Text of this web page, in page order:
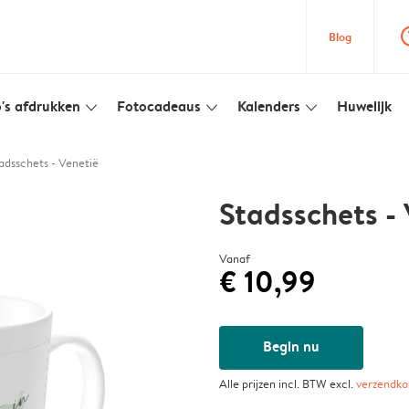
Blog
afdrukken slim_arrow_down Fotocadeaus slim_arrow_down Kalenders slim_arrow_down Huwelijk
- Venetië
Stadsschets -
Vanaf
€ 10,99
Begin nu
Alle prijzen incl. BTW excl.